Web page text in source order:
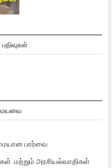
பார்வை
மற்றும் அரசியல்வாதிகள்